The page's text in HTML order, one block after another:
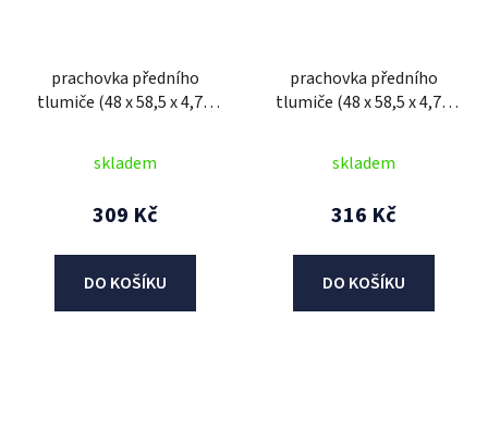
prachovka předního
tlumiče (48 x 58,5 x 4,7 /
skladem
309 Kč
DO KOŠÍKU
prachovka předního
tlumiče (48 x 58,5 x 4,7 /
skladem
316 Kč
DO KOŠÍKU